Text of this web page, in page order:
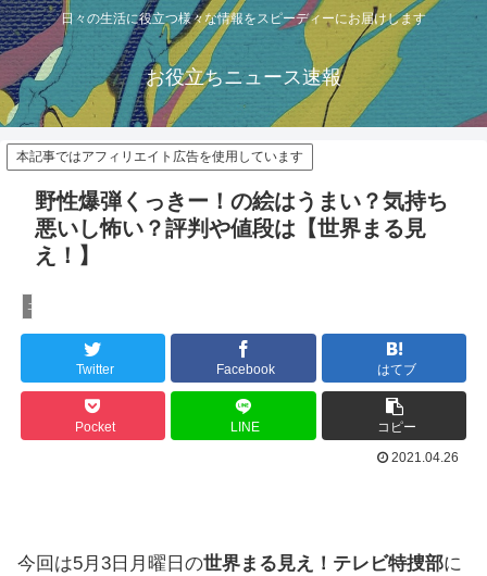
日々の生活に役立つ様々な情報をスピーディーにお届けします
お役立ちニュース速報
本記事ではアフィリエイト広告を使用しています
野性爆弾くっきー！の絵はうまい？気持ち
悪いし怖い？評判や値段は【世界まる見
え！】
エンタメ
Twitter Facebook はてブ
Pocket LINE
コピー
2021.04.26
今回は5月3日月曜日の世界まる見え！テレビ特捜部に